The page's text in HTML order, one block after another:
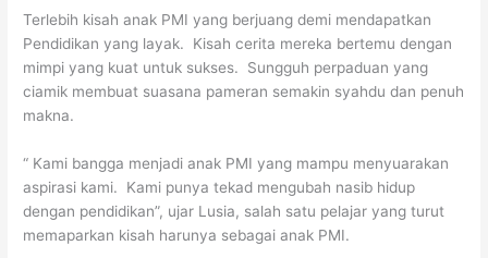
Terlebih kisah anak PMI yang berjuang demi mendapatkan
Pendidikan yang layak. Kisah cerita mereka bertemu dengan
mimpi yang kuat untuk sukses. Sungguh perpaduan yang
ciamik membuat suasana pameran semakin syahdu dan penuh
makna.
“ Kami bangga menjadi anak PMI yang mampu menyuarakan
aspirasi kami. Kami punya tekad mengubah nasib hidup
dengan pendidikan”, ujar Lusia, salah satu pelajar yang turut
memaparkan kisah harunya sebagai anak PMI.